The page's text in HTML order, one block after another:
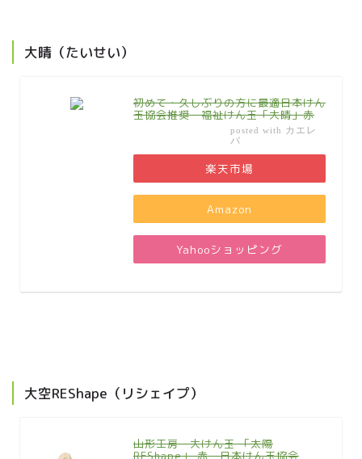
大晴（たいせい）
初めて・久しぶりの方に最適日本けん
玉協会推奨 福祉けん玉「大晴」赤
posted with カエレ
バ
楽天市場
Amazon
Yahooショッピング
大空REShape（リシェイプ）
山形工房 大けん玉 「太陽
REShape」 赤 日本けん玉協会